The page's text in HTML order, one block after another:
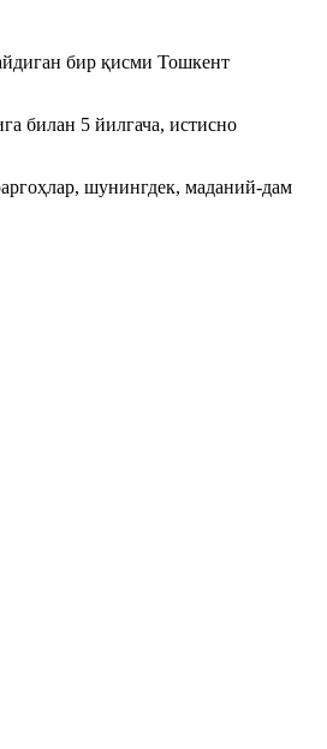
бир қисми Тошкент
билан 5 йилгача, истисно
шунингдек, маданий-дам